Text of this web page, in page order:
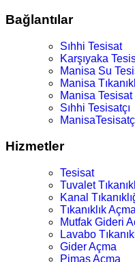
Bağlantılar
Sıhhi Tesisat
Karşıyaka
Manisa Su
Manisa
Manisa Tesisat
Sıhhi Tesisatçı
Hizmetler
Tesisat
Tuvalet
Kanal
Tıkanıklık Açma
Mutfak Gideri
Lavabo
Gider Açma
Pimaş Açma